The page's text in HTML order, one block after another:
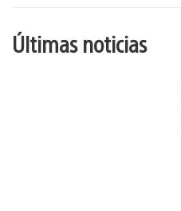
Últimas noticias